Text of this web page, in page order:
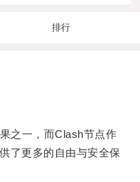
排行
之一，而Clash节点作
了更多的自由与安全保